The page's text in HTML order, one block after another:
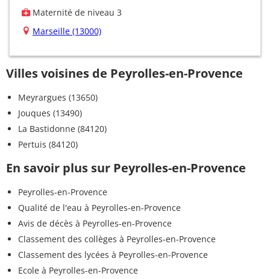
Maternité de niveau 3
Marseille (13000)
Villes voisines de Peyrolles-en-Provence
Meyrargues (13650)
Jouques (13490)
La Bastidonne (84120)
Pertuis (84120)
En savoir plus sur Peyrolles-en-Provence
Peyrolles-en-Provence
Qualité de l'eau à Peyrolles-en-Provence
Avis de décès à Peyrolles-en-Provence
Classement des collèges à Peyrolles-en-Provence
Classement des lycées à Peyrolles-en-Provence
Ecole à Peyrolles-en-Provence